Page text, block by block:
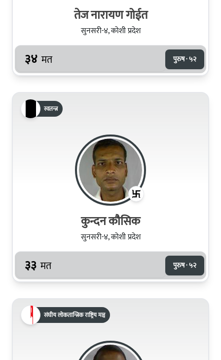
तेज नारायण गोईत
सुनसरी-४, कोशी प्रदेश
३४ मत पुरुष · ५२
स्वतन्त्र
कुन्दन कौसिक
सुनसरी-४, कोशी प्रदेश
३३ मत पुरुष · ५२
संघीय लोकतान्त्रिक राष्ट्रिय मञ्च